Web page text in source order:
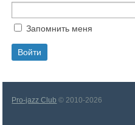
Запомнить меня
Pro-jazz Club © 2010-2026